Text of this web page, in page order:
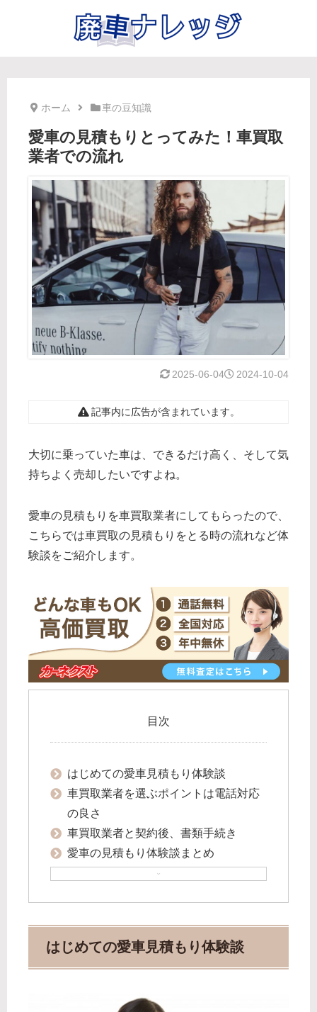
ホーム 車の豆知識
愛車の見積もりとってみた！車買取
業者での流れ
2024-10-04
2025-06-04
記事内に広告が含まれています。
大切に乗っていた車は、できるだけ高く、そして気
持ちよく売却したいですよね。
愛車の見積もりを車買取業者にしてもらったので、
こちらでは車買取の見積もりをとる時の流れなど体
験談をご紹介します。
目次
はじめての愛車見積もり体験談
車買取業者を選ぶポイントは電話対応
の良さ
車買取業者と契約後、書類手続き
愛車の見積もり体験談まとめ
はじめての愛車見積もり体験談